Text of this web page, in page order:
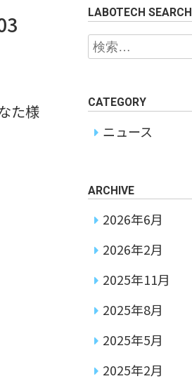
た様
LABOTECH SEARCH
検
索:
CATEGORY
ニュース
ARCHIVE
2026年6月
2026年2月
2025年11月
2025年8月
2025年5月
2025年2月